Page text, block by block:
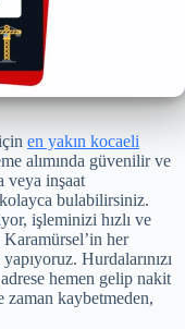
en yakın kocaeli
alımında güvenilir ve
veya inşaat
kolayca bulabilirsiniz.
işleminizi hızlı ve
her
Hurdalarınızı
hemen gelip nakit
zaman kaybetmeden,